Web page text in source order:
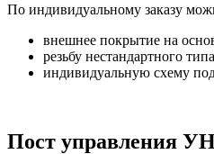
По индивидуальному заказу
внешнее покрытие на
резьбу нестандартного
индивидуальную схему
Пост управления